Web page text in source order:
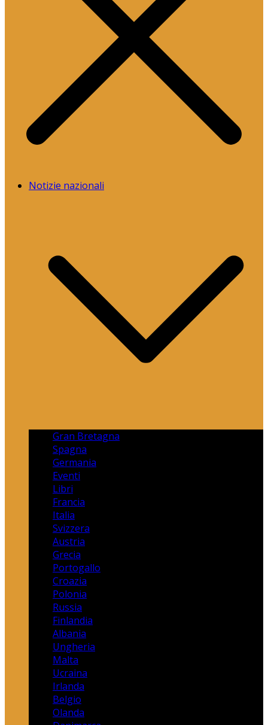
Notizie nazionali
Gran Bretagna
Spagna
Germania
Eventi
Libri
Francia
Italia
Svizzera
Austria
Grecia
Portogallo
Croazia
Polonia
Russia
Finlandia
Albania
Ungheria
Malta
Ucraina
Irlanda
Belgio
Olanda